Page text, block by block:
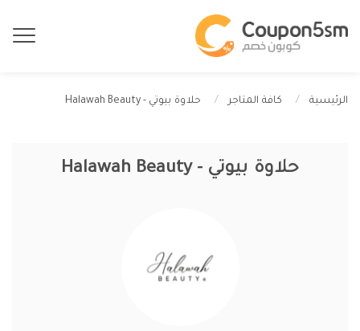
الرئيسية كافة المتاجر حلاوة بيوتي - Halawah Beauty
حلاوة بيوتي - Halawah Beauty